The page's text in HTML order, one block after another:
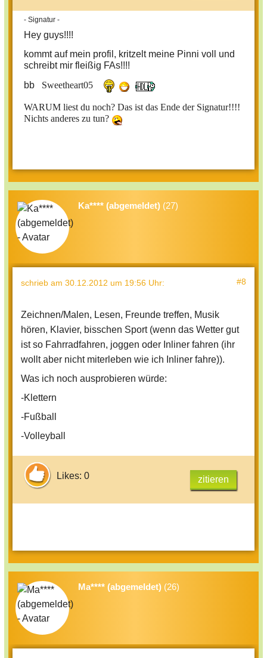
- Signatur -
Hey guys!!!!
kommt auf mein profil, kritzelt meine Pinni voll und
schreibt mir fleißig FAs!!!!
bb
Sweetheart05
WARUM liest du noch? Das ist das Ende der Signatur!!!!
Nichts anderes zu tun?
Ka**** (abgemeldet) (27)
schrieb am 30.12.2012 um 19:56 Uhr: #8
Zeichnen/Malen, Lesen, Freunde treffen, Musik
hören, Klavier, bisschen Sport (wenn das Wetter gut
ist so Fahrradfahren, joggen oder Inliner fahren (ihr
wollt aber nicht miterleben wie ich Inliner fahre)).
Was ich noch ausprobieren würde:
-Klettern
-Fußball
-Volleyball
Likes: 0 zitieren
Ma**** (abgemeldet) (26)